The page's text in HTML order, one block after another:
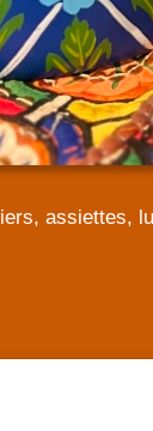
assiettes,